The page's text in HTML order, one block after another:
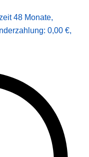
48 Monate,
0,00 €,